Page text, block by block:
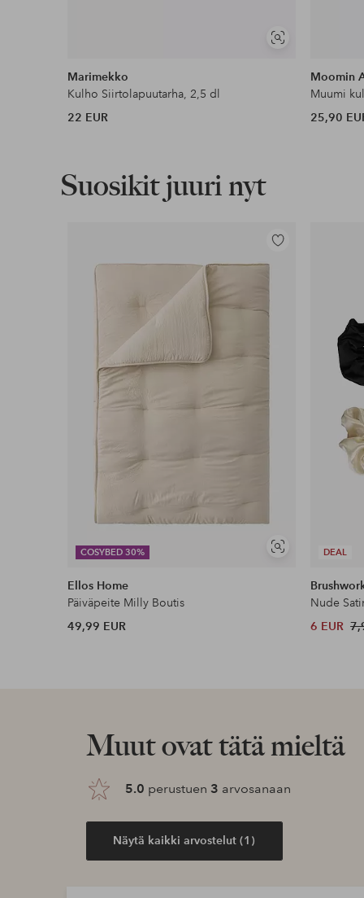
Näytä
Marimekko
Kulho Siirtolapuutarha, 2,5 dl
22 EUR
Moomin
Muumi
25,90
Suosikit juuri nyt
COSYBED 30%
Näytä
Lisää
suosikkeihin
Ellos Home
Päiväpeite Milly Boutis
49,99 EUR
DEAL
Nude
6 EUR
Muut ovat tätä mieltä
5.0 perustuen 3 arvosanaan
Näytä kaikki arvostelut (1)